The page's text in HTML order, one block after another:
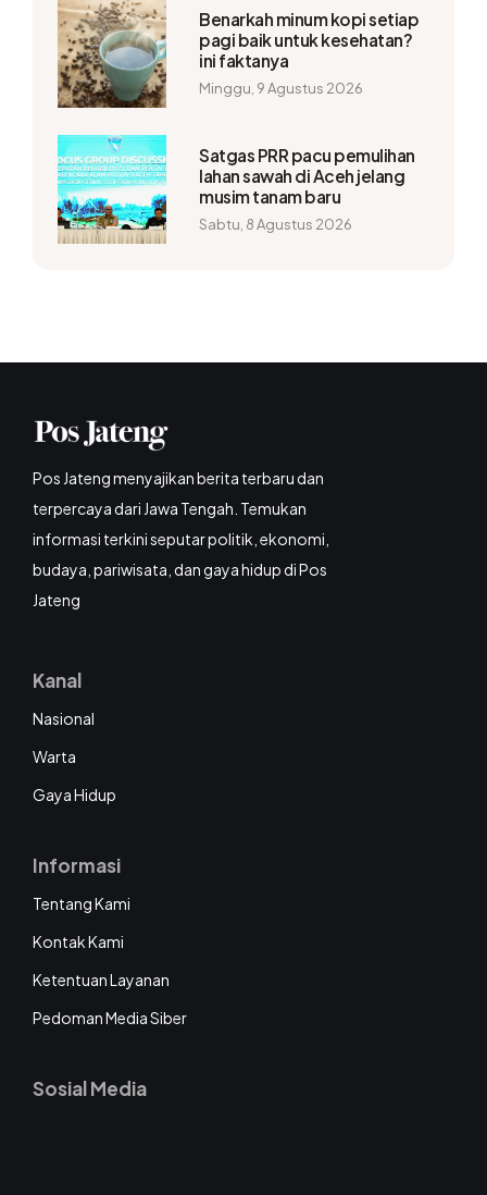
Benarkah minum kopi setiap
pagi baik untuk kesehatan?
ini faktanya
Minggu, 9 Agustus 2026
Satgas PRR pacu pemulihan
lahan sawah di Aceh jelang
musim tanam baru
Sabtu, 8 Agustus 2026
Pos Jateng menyajikan berita terbaru dan
terpercaya dari Jawa Tengah. Temukan
informasi terkini seputar politik, ekonomi,
budaya, pariwisata, dan gaya hidup di Pos
Jateng
Kanal
Nasional
Warta
Gaya Hidup
Informasi
Tentang Kami
Kontak Kami
Ketentuan Layanan
Pedoman Media Siber
Sosial Media